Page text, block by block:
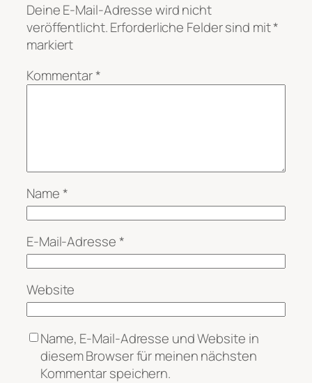
Deine E-Mail-Adresse wird nicht
veröffentlicht.Erforderliche Felder sind mit*
markiert
Kommentar*
Name*
E-Mail-Adresse*
Website
Name, E-Mail-Adresse und Website in
diesem Browser für meinen nächsten
Kommentar speichern.